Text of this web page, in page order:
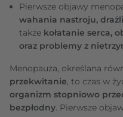
Pierwsze objawy
wahania nastroju,
także kołatanie serca,
oraz problemy z
Menopauza, określana
przekwitanie, to czas w
organizm stopniowo
bezpłodny. Pierwsze